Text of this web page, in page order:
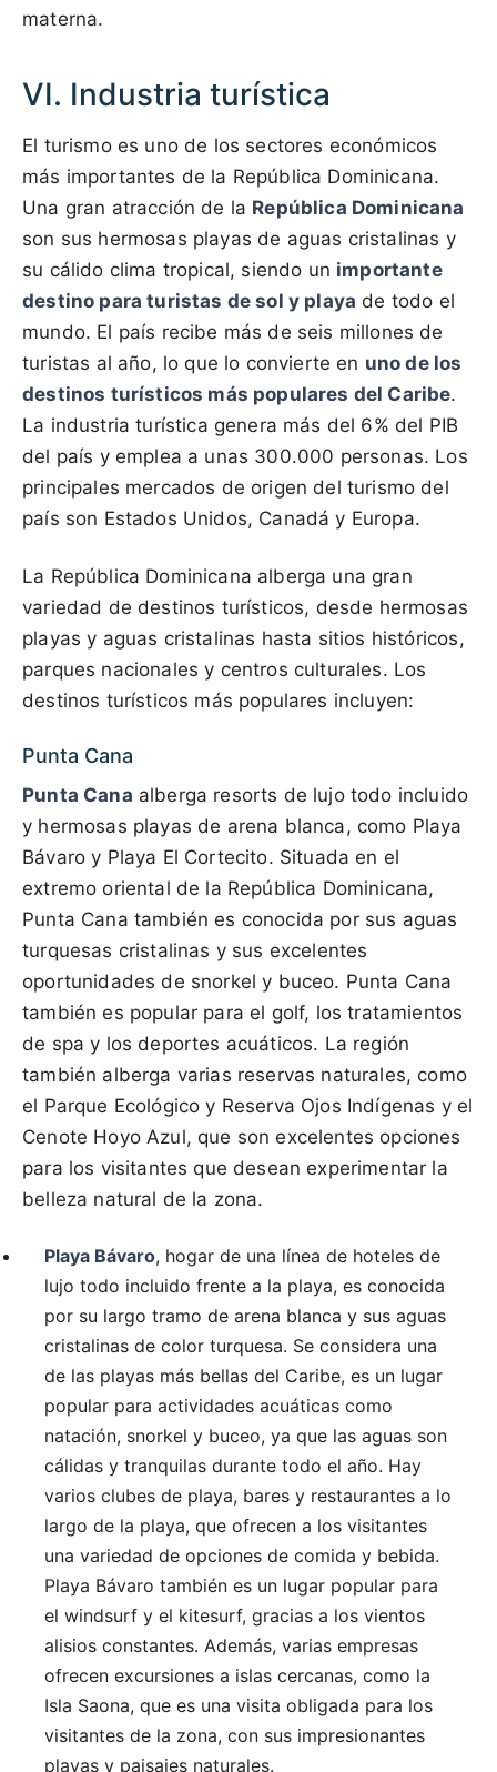
materna.
VI. Industria turística
El turismo es uno de los sectores económicos
más importantes de la República Dominicana.
Una gran atracción de la República Dominicana
son sus hermosas playas de aguas cristalinas y
su cálido clima tropical, siendo un importante
destino para turistas de sol y playa de todo el
mundo. El país recibe más de seis millones de
turistas al año, lo que lo convierte en uno de los
destinos turísticos más populares del Caribe.
La industria turística genera más del 6% del PIB
del país y emplea a unas 300.000 personas. Los
principales mercados de origen del turismo del
país son Estados Unidos, Canadá y Europa.
La República Dominicana alberga una gran
variedad de destinos turísticos, desde hermosas
playas y aguas cristalinas hasta sitios históricos,
parques nacionales y centros culturales. Los
destinos turísticos más populares incluyen:
Punta Cana
Punta Cana alberga resorts de lujo todo incluido
y hermosas playas de arena blanca, como Playa
Bávaro y Playa El Cortecito. Situada en el
extremo oriental de la República Dominicana,
Punta Cana también es conocida por sus aguas
turquesas cristalinas y sus excelentes
oportunidades de snorkel y buceo. Punta Cana
también es popular para el golf, los tratamientos
de spa y los deportes acuáticos. La región
también alberga varias reservas naturales, como
el Parque Ecológico y Reserva Ojos Indígenas y el
Cenote Hoyo Azul, que son excelentes opciones
para los visitantes que desean experimentar la
belleza natural de la zona.
Playa Bávaro, hogar de una línea de hoteles de
lujo todo incluido frente a la playa, es conocida
por su largo tramo de arena blanca y sus aguas
cristalinas de color turquesa. Se considera una
de las playas más bellas del Caribe, es un lugar
popular para actividades acuáticas como
natación, snorkel y buceo, ya que las aguas son
cálidas y tranquilas durante todo el año. Hay
varios clubes de playa, bares y restaurantes a lo
largo de la playa, que ofrecen a los visitantes
una variedad de opciones de comida y bebida.
Playa Bávaro también es un lugar popular para
el windsurf y el kitesurf, gracias a los vientos
alisios constantes. Además, varias empresas
ofrecen excursiones a islas cercanas, como la
Isla Saona, que es una visita obligada para los
visitantes de la zona, con sus impresionantes
playas y paisajes naturales.